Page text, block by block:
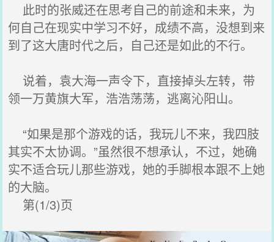
此时的张威还在思考自己的前途和未来，为
何自己在现实中学习不好，成绩不高，没想到来
到了这大唐时代之后，自己还是如此的不行。
说着，袁大海一声令下，直接掉头左转，带
领一万黄旗大军，浩浩荡荡，逃离沁阳山。
“如果是那个游戏的话，我玩儿不来，我四肢
其实不太协调。”虽然很不想承认，不过，她确
实不适合玩儿那些游戏，她的手脚根本跟不上她
的大脑。
第(1/3)页